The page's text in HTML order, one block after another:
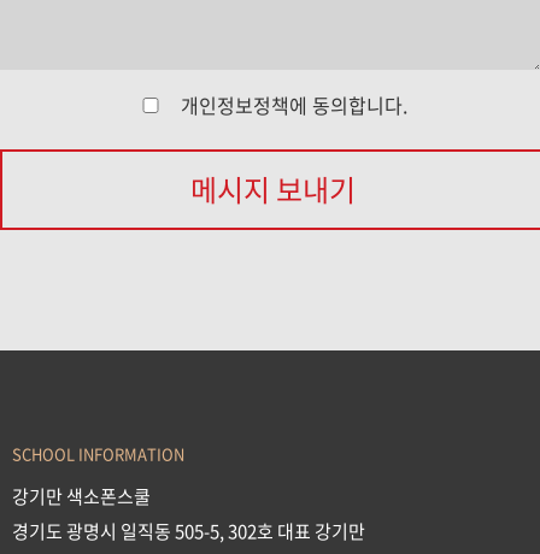
개인정보정책에 동의합니다.
메시지 보내기
SCHOOL INFORMATION
강기만 색소폰스쿨
경기도 광명시 일직동 505-5, 302호 대표 강기만